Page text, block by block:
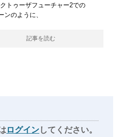
トゥーザフューチャー2での
ンのように、
記事を読む
ログインしてください。